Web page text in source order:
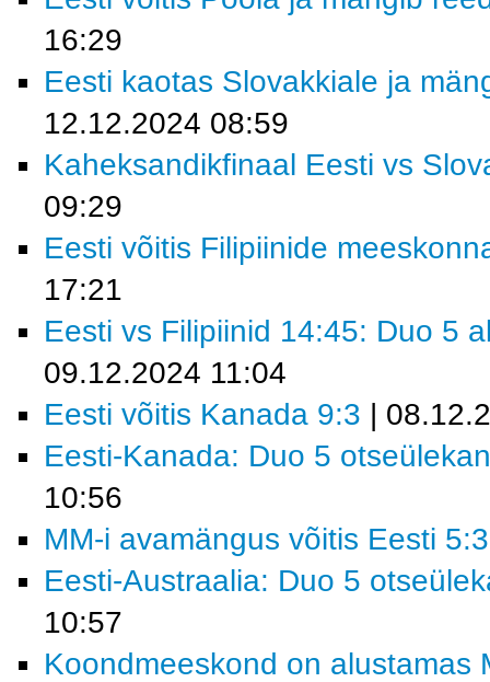
16:29
Eesti kaotas Slovakkiale ja
12.12.2024 08:59
Kaheksandikfinaal Eesti vs
09:29
Eesti võitis Filipiinide
17:21
Eesti vs Filipiinid 14:45: Duo 5
09.12.2024 11:04
Eesti võitis Kanada 9:3 |
Eesti-Kanada: Duo 5
10:56
MM-i avamängus võitis Eesti
Eesti-Austraalia: Duo 5
10:57
Koondmeeskond on alustamas